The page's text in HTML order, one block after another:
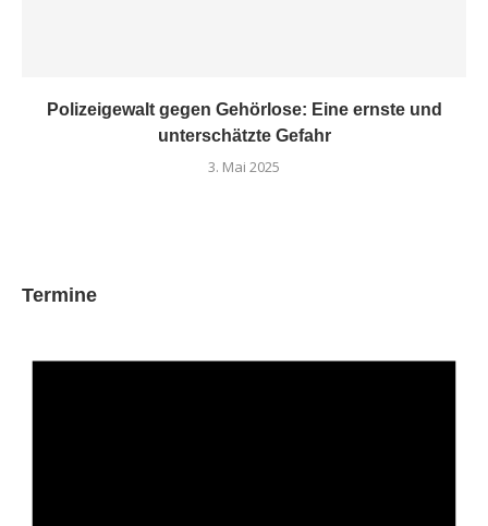
Polizeigewalt gegen Gehörlose: Eine ernste und
unterschätzte Gefahr
3. Mai 2025
Termine